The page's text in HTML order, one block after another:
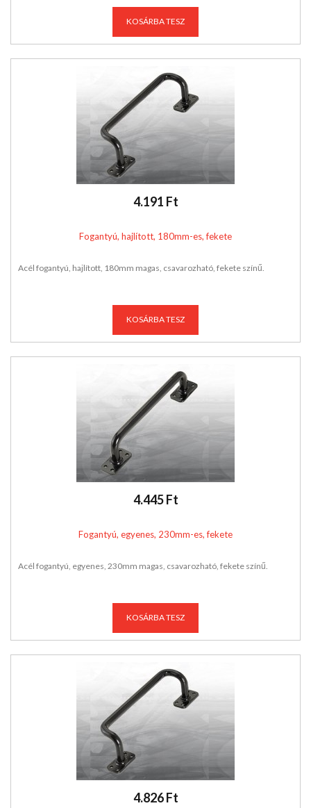
KOSÁRBA TESZ
4.191 Ft
Fogantyú, hajlított, 180mm-es, fekete
Acél fogantyú, hajlított, 180mm magas, csavarozható, fekete színű.
KOSÁRBA TESZ
4.445 Ft
Fogantyú, egyenes, 230mm-es, fekete
Acél fogantyú, egyenes, 230mm magas, csavarozható, fekete színű.
KOSÁRBA TESZ
4.826 Ft